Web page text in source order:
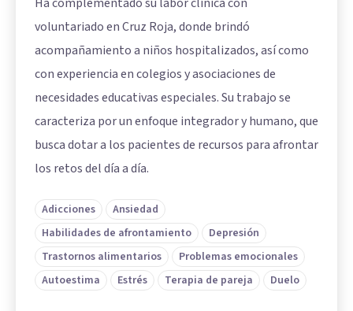
voluntariado en Cruz Roja, donde brindó
acompañamiento a niños hospitalizados, así como
con experiencia en colegios y asociaciones de
necesidades educativas especiales. Su trabajo se
caracteriza por un enfoque integrador y humano, que
busca dotar a los pacientes de recursos para afrontar
los retos del día a día.
Adicciones
Ansiedad
Habilidades de afrontamiento
Depresión
Trastornos alimentarios
Problemas emocionales
Autoestima
Estrés Terapia de pareja Duelo